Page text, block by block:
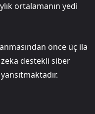
ortalamanın yedi
önce üç ila
destekli siber